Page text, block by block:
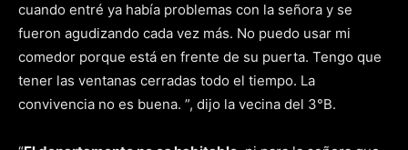
cuando entré ya había problemas con la señora y se
fueron agudizando cada vez más. No puedo usar mi
comedor porque está en frente de su puerta. Tengo que
tener las ventanas cerradas todo el tiempo. La
convivencia no es buena. ”, dijo la vecina del 3°B.